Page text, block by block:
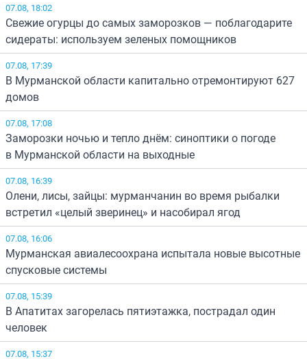
07.08, 18:02
Свежие огурцы до самых заморозков — поблагодарите
сидераты: используем зеленых помощников
07.08, 17:39
В Мурманской области капитально отремонтируют 627
домов
07.08, 17:08
Заморозки ночью и тепло днём: синоптики о погоде
в Мурманской области на выходные
07.08, 16:39
Олени, лисы, зайцы: мурманчанин во время рыбалки
встретил «целый зверинец» и насобирал ягод
07.08, 16:06
Мурманская авиалесоохрана испытала новые высотные
спусковые системы
07.08, 15:39
В Апатитах загорелась пятиэтажка, пострадал один
человек
07.08, 15:37